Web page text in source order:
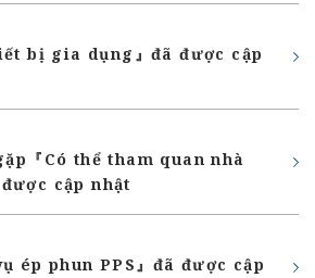
bị gia dụng』đã được cập
『Có thể tham quan nhà
cập nhật
ép phun PPS』đã được cập